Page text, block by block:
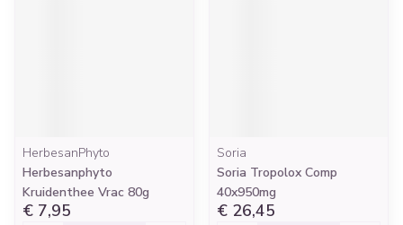
HerbesanPhyto
Herbesanphyto
Kruidenthee Vrac 80g
€ 7,95
Soria
Soria Tropolox Comp
40x950mg
€ 26,45